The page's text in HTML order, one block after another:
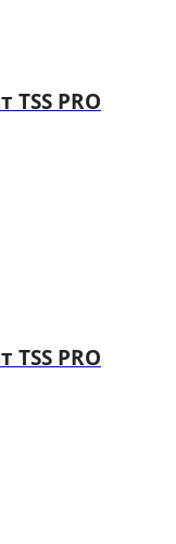
PRO
PRO